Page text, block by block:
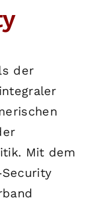
der
Mit dem